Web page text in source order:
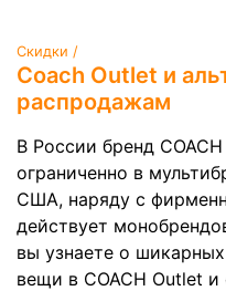
Скидки /
Coach Outlet и
распродажам
В России бренд
ограниченно в
США, наряду с
действует
вы узнаете о
вещи в COACH Outlet